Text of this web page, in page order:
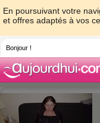
En poursuivant votre
et offres adaptés à vos
Bonjour !